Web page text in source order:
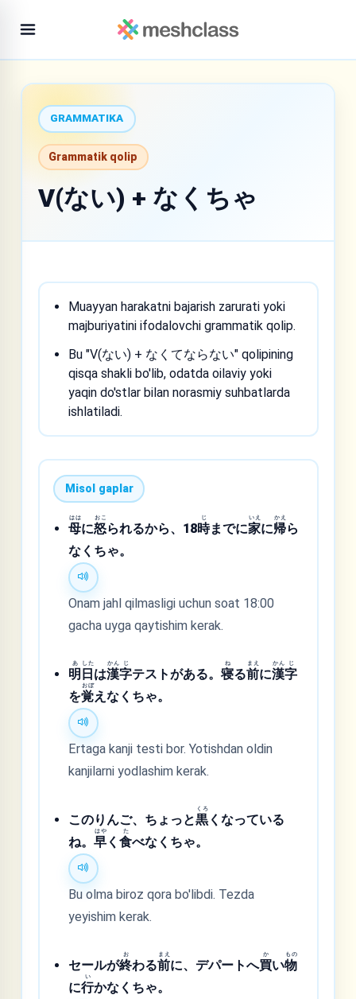
GRAMMATIKA
Grammatik qolip
V(ない) + なくちゃ
Muayyan harakatni bajarish zarurati yoki
majburiyatini ifodalovchi grammatik qolip.
Bu "V(ない) + なくてならない" qolipining
qisqa shakli bo'lib, odatda oilaviy yoki
yaqin do'stlar bilan norasmiy suhbatlarda
ishlatiladi.
Misol gaplar
母
はは
に怒
おこ
られるから、18時
じ
までに家
いえ
に帰
かえ
ら
なくちゃ。
Onam jahl qilmasligi uchun soat 18:00
gacha uyga qaytishim kerak.
明
あ
日
した
は漢
かん
字
じ
テストがある。寝
ね
る前
まえ
に漢
かん
字
じ
を覚
おぼ
えなくちゃ。
Ertaga kanji testi bor. Yotishdan oldin
kanjilarni yodlashim kerak.
このりんご、ちょっと黒
くろ
くなっている
ね。早
はや
く食
た
べなくちゃ。
Bu olma biroz qora bo'libdi. Tezda
yeyishim kerak.
セールが終
お
わる前
まえ
に、デパートへ買
か
い物
もの
に行
い
かなくちゃ。